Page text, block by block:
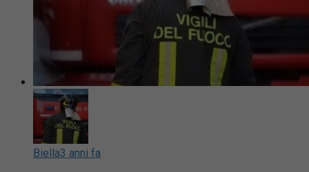
Biella3 anni fa